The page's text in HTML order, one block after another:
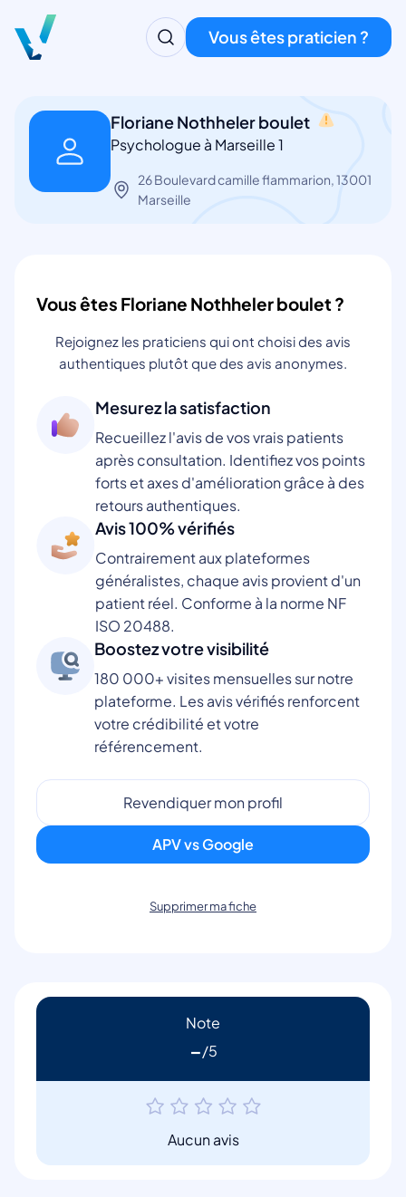
Vous êtes praticien ?
Floriane Nothheler boulet
Psychologue à Marseille 1
26 Boulevard camille flammarion, 13001
Marseille
Vous êtes Floriane Nothheler boulet ?
Rejoignez les praticiens qui ont choisi des avis
authentiques plutôt que des avis anonymes.
Mesurez la satisfaction
Recueillez l'avis de vos vrais patients
après consultation. Identifiez vos points
forts et axes d'amélioration grâce à des
retours authentiques.
Avis 100% vérifiés
Contrairement aux plateformes
généralistes, chaque avis provient d'un
patient réel. Conforme à la norme NF
ISO 20488.
Boostez votre visibilité
180 000+ visites mensuelles sur notre
plateforme. Les avis vérifiés renforcent
votre crédibilité et votre
référencement.
Revendiquer mon profil
APV vs Google
Supprimer ma fiche
Note
-
Aucun avis